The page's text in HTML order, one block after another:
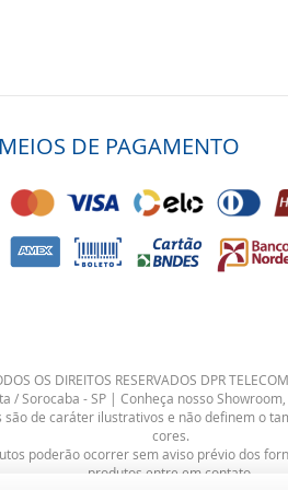
MEIOS DE PAGAMENTO
OS DIREITOS RESERVADOS DPR
/ Sorocaba - SP | Conheça nosso
de caráter ilustrativos e não definem o
cores.
poderão ocorrer sem aviso prévio dos
produtos entre em contato.